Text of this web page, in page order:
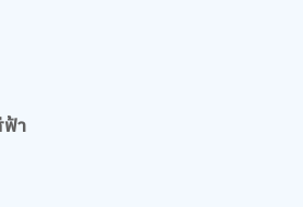
ฟ้า